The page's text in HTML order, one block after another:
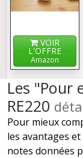
VOIR
L'OFFRE
Amazon
Les "Pour
RE220
Pour mieux
les avantages
notes données